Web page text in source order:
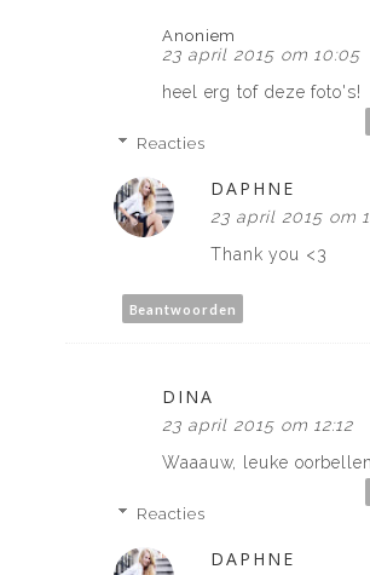
Anoniem
23 april 2015 om 10:05
heel erg tof deze foto's!
Reacties
DAPHNE
23 april 2015 om
Thank you <3
Beantwoorden
DINA
23 april 2015 om 12:12
Waaauw, leuke
Reacties
DAPHNE